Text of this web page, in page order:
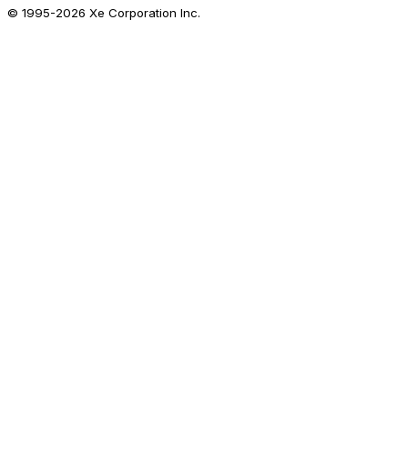
© 1995-2026 Xe Corporation Inc.